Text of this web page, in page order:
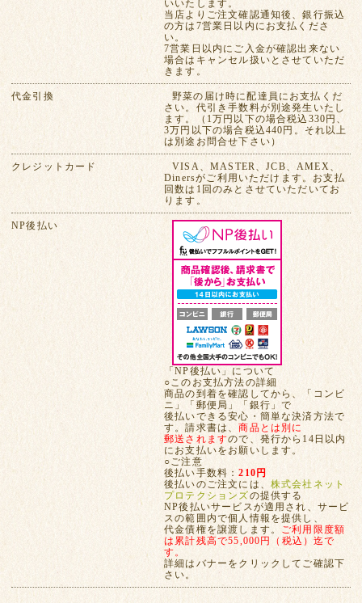
いいたします。
当店よりご注文確認通知後、銀行振込
の方は7営業日以内にお支払くださ
い。
7営業日以内にご入金が確認出来ない
場合はキャンセル扱いとさせていただ
きます。
代金引換
野菜の届け時に配達員にお支払くだ
さい。代引き手数料が別途発生いたし
ます。（1万円以下の場合税込330円、
3万円以下の場合税込440円。それ以上
は別途お問合せ下さい）
クレジットカード
VISA、MASTER、JCB、AMEX、
Dinersがご利用いただけます。お支払
回数は1回のみとさせていただいてお
ります。
NP後払い
「NP後払い」について
○このお支払方法の詳細
商品の到着を確認してから、「コンビ
ニ」「郵便局」「銀行」で
後払いできる安心・簡単な決済方法で
す。請求書は、商品とは別に
郵送されますので、発行から14日以内
にお支払いをお願いします。
○ご注意
後払い手数料：210円
後払いのご注文には、 株式会社ネット
プロテクションズの提供する
NP後払いサービスが適用され、サービ
スの範囲内で個人情報を提供し、
代金債権を譲渡します。 ご利用限度額
は累計残高で55,000円（税込）迄で
す。
詳細はバナーをクリックしてご確認下
さい。